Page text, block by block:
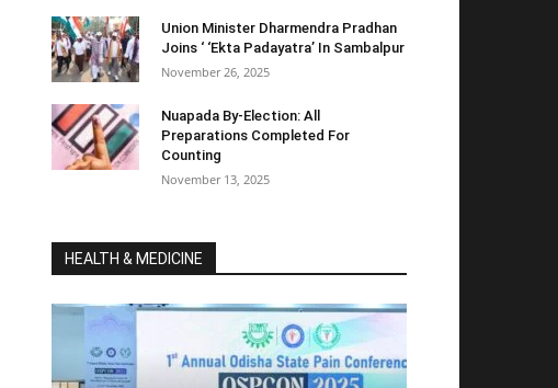
Union Minister Dharmendra Pradhan
Joins ‘ ‘Ekta Padayatra’ In Sambalpur
November 26, 2025
Nuapada By-Election: All
Preparations Completed For
Counting
November 13, 2025
HEALTH & MEDICINE